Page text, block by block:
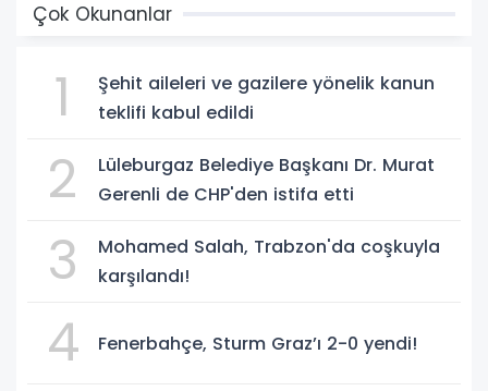
Çok Okunanlar
1
Şehit aileleri ve gazilere yönelik kanun
teklifi kabul edildi
2
Lüleburgaz Belediye Başkanı Dr. Murat
Gerenli de CHP'den istifa etti
3
Mohamed Salah, Trabzon'da coşkuyla
karşılandı!
4 Fenerbahçe, Sturm Graz’ı 2-0 yendi!